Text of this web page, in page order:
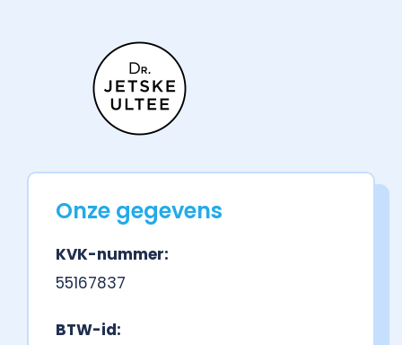
Onze gegevens
KVK-nummer:
55167837
BTW-id: